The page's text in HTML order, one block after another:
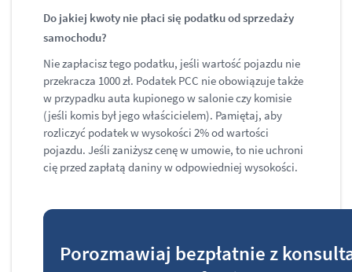
Do jakiej kwoty nie płaci się podatku od sprzedaży
samochodu?
Nie zapłacisz tego podatku, jeśli wartość pojazdu nie
przekracza 1000 zł. Podatek PCC nie obowiązuje także
w przypadku auta kupionego w salonie czy komisie
(jeśli komis był jego właścicielem). Pamiętaj, aby
rozliczyć podatek w wysokości 2% od wartości
pojazdu. Jeśli zaniżysz cenę w umowie, to nie uchroni
cię przed zapłatą daniny w odpowiedniej wysokości.